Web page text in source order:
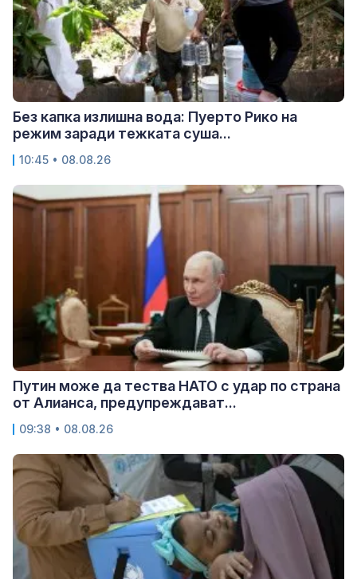
Без капка излишна вода: Пуерто Рико на
режим заради тежката суша...
10:45 • 08.08.26
Путин може да тества НАТО с удар по страна
от Алианса, предупреждават...
09:38 • 08.08.26